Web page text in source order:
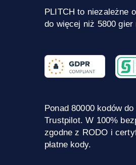
PLITCH to niezależne
do więcej niż 5800
Ponad 80000 kodów
Trustpilot. W 100%
zgodne z RODO i
płatne kody.